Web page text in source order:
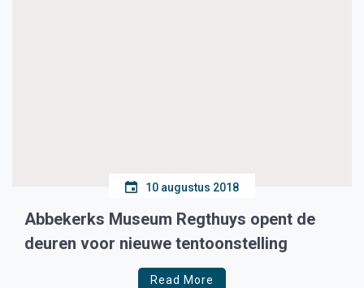
10 augustus 2018
Abbekerks Museum Regthuys opent de
deuren voor nieuwe tentoonstelling
Read More